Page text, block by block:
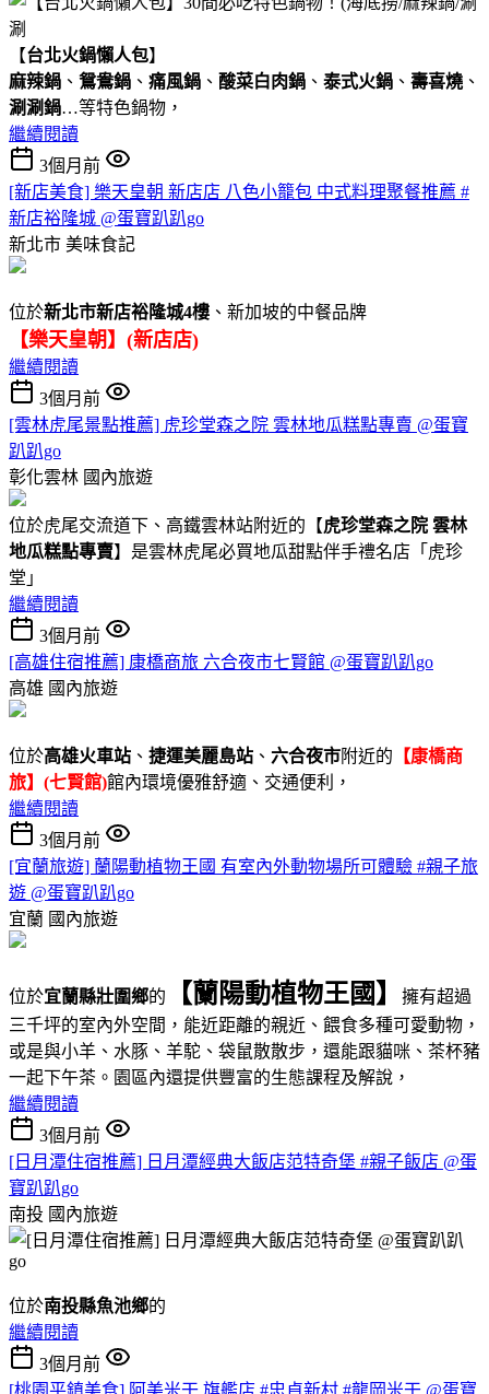
【台北火鍋懶人包】
麻辣鍋 、 鴛鴦鍋 、 痛風鍋 、 酸菜白肉鍋 、 泰式火鍋 、 壽喜燒 、
涮涮鍋…等特色鍋物，
繼續閱讀
3個月前
[新店美食] 樂天皇朝 新店店 八色小籠包 中式料理聚餐推薦 #
新店裕隆城 @蛋寶趴趴go
新北市 美味食記
位於新北市新店裕隆城4樓 、新加坡的中餐品牌
【樂天皇朝】(新店店)
繼續閱讀
3個月前
[雲林虎尾景點推薦] 虎珍堂森之院 雲林地瓜糕點專賣 @蛋寶
趴趴go
彰化雲林 國內旅遊
位於虎尾交流道下、高鐵雲林站附近的【虎珍堂森之院 雲林
地瓜糕點專賣】是雲林虎尾必買地瓜甜點伴手禮名店「虎珍
堂」
繼續閱讀
3個月前
[高雄住宿推薦] 康橋商旅 六合夜市七賢館 @蛋寶趴趴go
高雄 國內旅遊
位於高雄火車站 、 捷運美麗島站 、 六合夜市附近的 【康橋商
旅】(七賢館)館內環境優雅舒適、交通便利，
繼續閱讀
3個月前
[宜蘭旅遊] 蘭陽動植物王國 有室內外動物場所可體驗 #親子旅
遊 @蛋寶趴趴go
宜蘭 國內旅遊
位於宜蘭縣壯圍鄉的 【蘭陽動植物王國】
擁有超過
三千坪的室內外空間，能近距離的親近、餵食多種可愛動物，
或是與小羊、水豚、羊駝、袋鼠散散步，還能跟貓咪、茶杯豬
一起下午茶。園區內還提供豐富的生態課程及解說，
繼續閱讀
3個月前
[日月潭住宿推薦] 日月潭經典大飯店范特奇堡 #親子飯店 @蛋
寶趴趴go
南投 國內旅遊
位於南投縣魚池鄉的
繼續閱讀
3個月前
[桃園平鎮美食] 阿美米干 旗艦店 #忠貞新村 #龍岡米干 @蛋寶